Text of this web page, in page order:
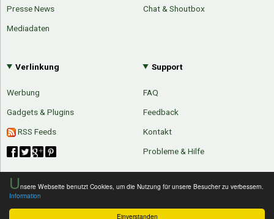
Einverstanden
Unsere Webseite benutzt Cookies, um die Nutzung für unsere Besucher zu verbessern.
Information
Presse News
Mediadaten
Chat & Shoutbox
Verlinkung
Werbung
Gadgets & Plugins
RSS Feeds
Support
FAQ
Feedback
Kontakt
Probleme & Hilfe